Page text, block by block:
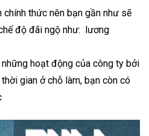
chính thức nên bạn gần như sẽ
độ đãi ngộ như: lương
hoạt động của công ty bởi
gian ở chỗ làm, bạn còn có